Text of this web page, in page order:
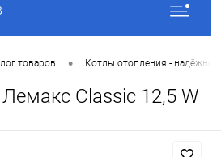
товаров • Котлы отопления -
Classic 12,5 W